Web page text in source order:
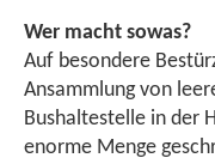
Wer macht sowas?
Auf besondere
Ansammlung von
Bushaltestelle in der
enorme Menge